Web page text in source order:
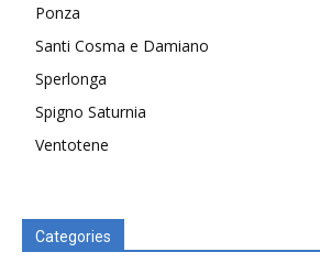
Ponza
Santi Cosma e Damiano
Sperlonga
Spigno Saturnia
Ventotene
Categories